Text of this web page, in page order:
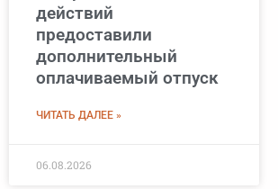
действий
предоставили
дополнительный
оплачиваемый отпуск
ЧИТАТЬ ДАЛЕЕ »
06.08.2026